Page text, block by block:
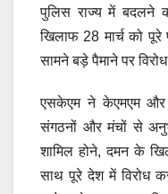
पुलिस राज्य में बदलने
खिलाफ 28 मार्च को पूरे
सामने बड़े पैमाने पर
एसकेएम ने केएमएम और
संगठनों और मंचों से
शामिल होने, दमन के
साथ पूरे देश में विरोध